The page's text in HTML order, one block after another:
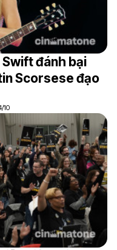
Swift đánh bại
Scorsese đạo
10